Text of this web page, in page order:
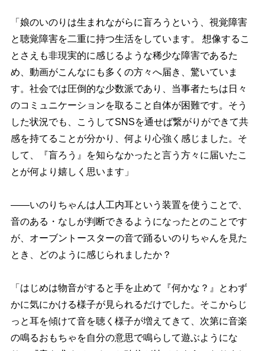
「娘のいのりは生まれながらに盲ろうという、視覚障害
と聴覚障害を二重に持つ生活をしています。 想像するこ
とさえも非現実的に感じるような稀少な障害であるた
め、動画がこんなにも多くの方々へ届き、驚いていま
す。社会では圧倒的な少数派であり、当事者たちは日々
のコミュニケーションを取ること自体が困難です。そう
した状況でも、こうしてSNSを通せば繋がりができて共
感を持てることが分かり、何より心強く感じました。そ
して、『盲ろう』を知らなかったと言う方々に届いたこ
とが何より嬉しく思います」
――いのりちゃんは人工内耳という装置を使うことで、
音のある・なしが判断できるようになったとのことです
が、オーブントースターの音で踊るいのりちゃんを見た
とき、どのように感じられましたか？
「はじめは物音がすると手を止めて『何かな？』とわず
かに気にかける様子が見られるだけでした。そこからじ
っと耳を傾けて音を聴く様子が増えてきて、次第に音楽
の鳴るおもちゃを自分の意思で鳴らして遊ぶようにな